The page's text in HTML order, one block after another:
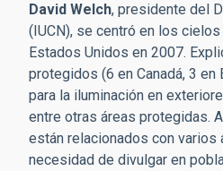
David Welch, presidente del
(IUCN), se centró en los
Estados Unidos en 2007.
protegidos (6 en Canadá, 3 en
para la iluminación en
entre otras áreas protegidas.
están relacionados con varios
necesidad de divulgar en